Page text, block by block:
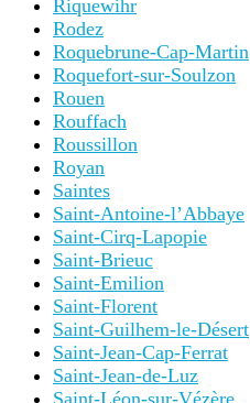
Riquewihr
Rodez
Roquebrune-Cap-Martin
Roquefort-sur-Soulzon
Rouen
Rouffach
Roussillon
Royan
Saintes
Saint-Antoine-l’Abbaye
Saint-Cirq-Lapopie
Saint-Brieuc
Saint-Emilion
Saint-Florent
Saint-Guilhem-le-Désert
Saint-Jean-Cap-Ferrat
Saint-Jean-de-Luz
Saint-Léon-sur-Vézère